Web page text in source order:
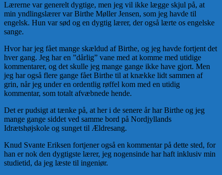
Lærerne var generelt dygtige, men jeg vil ikke lægge skjul på, at
min yndlingslærer var Birthe Møller Jensen, som jeg havde til
engelsk. Hun var sød og en dygtig lærer, der også lærte os engelske
sange.
Hvor har jeg fået mange skældud af Birthe, og jeg havde fortjent det
hver gang. Jeg har en ”dårlig” vane med at komme med utidige
kommentarer, og det skulle jeg mange gange ikke have gjort. Men
jeg har også flere gange fået Birthe til at knække lidt sammen af
grin, når jeg under en ordentlig røffel kom med en utidig
kommentar, som totalt afvæbnede hende.
Det er pudsigt at tænke på, at her i de senere år har Birthe og jeg
mange gange siddet ved samme bord på Nordjyllands
Idrætshøjskole og sunget til Ældresang.
Knud Svante Eriksen fortjener også en kommentar på dette sted, for
han er nok den dygtigste lærer, jeg nogensinde har haft inklusiv min
studietid, da jeg læste til ingeniør.